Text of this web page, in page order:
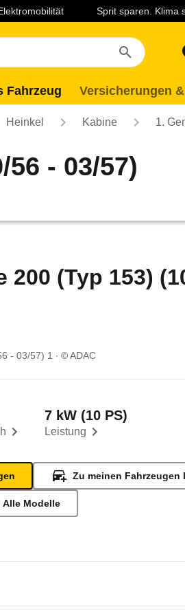
Sprit sparen. Klima
Fahrzeug Versicherungen
Heinkel Kabine 1.
- 03/57)
200 (Typ 153)
- 03/57) 1 © ADAC
Leistung
7 kW (10 PS)
Zu meinen Fahrzeugen
Alle Modelle